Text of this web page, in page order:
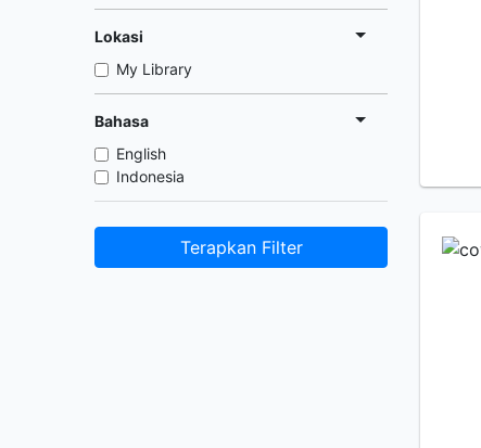
Lokasi
My Library
Bahasa
English
Indonesia
Terapkan Filter